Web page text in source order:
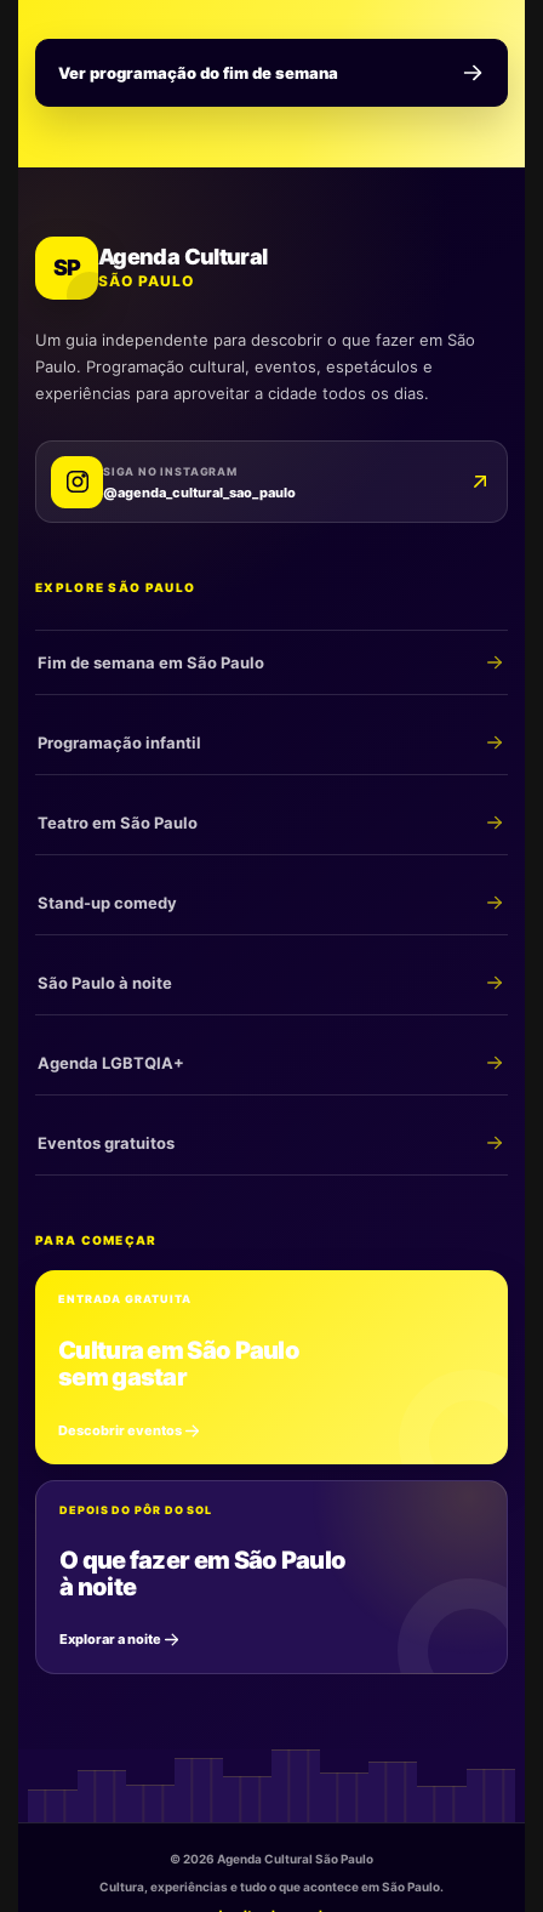
Ver programação do fim de semana
SP Agenda Cultural
SÃO PAULO
Um guia independente para descobrir o que fazer em São
Paulo. Programação cultural, eventos, espetáculos e
experiências para aproveitar a cidade todos os dias.
SIGA NO INSTAGRAM
@agenda_cultural_sao_paulo
EXPLORE SÃO PAULO
Fim de semana em São Paulo
Programação infantil
Teatro em São Paulo
Stand-up comedy
São Paulo à noite
Agenda LGBTQIA+
Eventos gratuitos
PARA COMEÇAR
ENTRADA GRATUITA
Cultura em São Paulo
sem gastar
Descobrir eventos
DEPOIS DO PÔR DO SOL
O que fazer em São Paulo
à noite
Explorar a noite
© 2026 Agenda Cultural São Paulo
Cultura, experiências e tudo o que acontece em São Paulo.